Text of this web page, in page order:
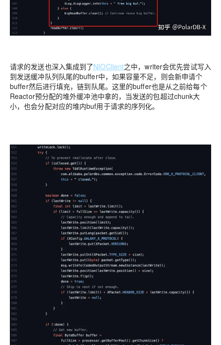
请求的发送也深入集成到了NIOClient之中，writer会优先尝试写入
到发送缓冲队列队尾的buffer中，如果容量不足，则会新申请个
buffer然后进行填充，链到队尾。这里的buffer也是从之前给每个
Reactor预分配的堆外缓冲池中拿的，当发送的包超过chunk大
小，也会分配对应的堆内buf用于请求的序列化。